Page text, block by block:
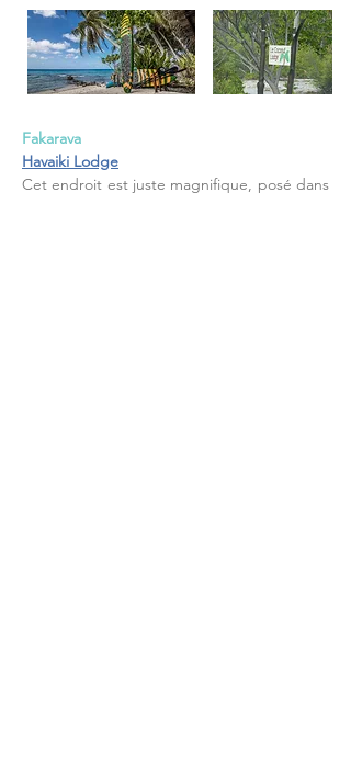
Fakarava
Havaiki Lodge
Cet endroit est juste magnifique, posé dans